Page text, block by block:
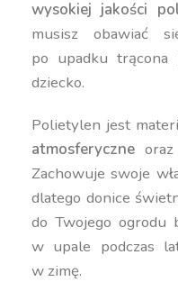
wysokiej jakości
musisz obawiać
po upadku
dziecko.
Polietylen jest
atmosferyczne
Zachowuje swoje
dlatego donice
do Twojego ogrodu
w upale podczas
w zimę.